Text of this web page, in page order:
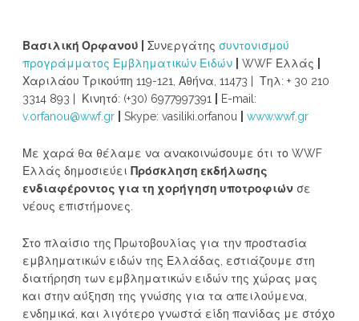
Βασιλική Ορφανού | Συνεργάτης συντονισμού
προγράμματος Εμβληματικών Ειδών
WWF Ελλάς
Χαριλάου Τρικούπη 119-121, Αθήνα, 11473 | Τηλ: + 30 210
3314 893 | Κινητό: (+30) 6977997391
E-mail:
v.orfanou@wwf.gr
Skype: vasiliki.orfanou www.wwf.gr
Με χαρά θα θέλαμε να ανακοινώσουμε ότι το WWF
Ελλάς δημοσιεύει Πρόσκληση εκδήλωσης
ενδιαφέροντος για τη χορήγηση υποτροφιώνσε
νέους επιστήμονες.
Στο πλαίσιο της Πρωτοβουλίας για την προστασία
εμβληματικών ειδών της Ελλάδας, εστιάζουμε στη
διατήρηση των εμβληματικών ειδών της χώρας μας
και στην αύξηση της γνώσης για τα απειλούμενα,
ενδημικά, και λιγότερο γνωστά είδη πανίδας με στόχο